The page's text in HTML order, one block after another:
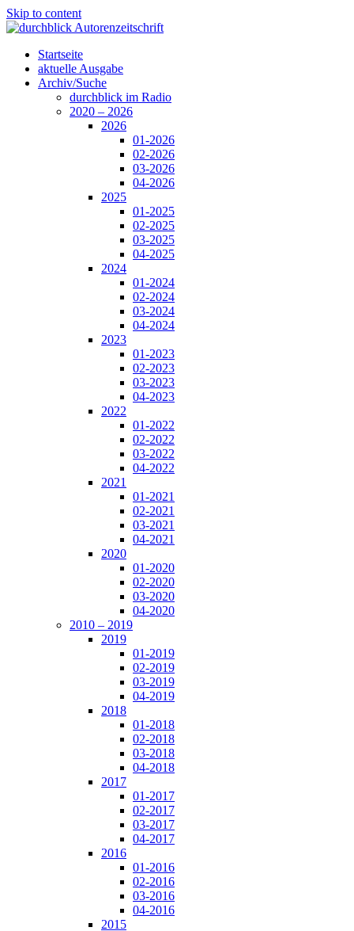
Skip to content
Startseite
aktuelle Ausgabe
Archiv/Suche
durchblick im Radio
2020 – 2026
2026
01-2026
02-2026
03-2026
04-2026
2025
01-2025
02-2025
03-2025
04-2025
2024
01-2024
02-2024
03-2024
04-2024
2023
01-2023
02-2023
03-2023
04-2023
2022
01-2022
02-2022
03-2022
04-2022
2021
01-2021
02-2021
03-2021
04-2021
2020
01-2020
02-2020
03-2020
04-2020
2010 – 2019
2019
01-2019
02-2019
03-2019
04-2019
2018
01-2018
02-2018
03-2018
04-2018
2017
01-2017
02-2017
03-2017
04-2017
2016
01-2016
02-2016
03-2016
04-2016
2015